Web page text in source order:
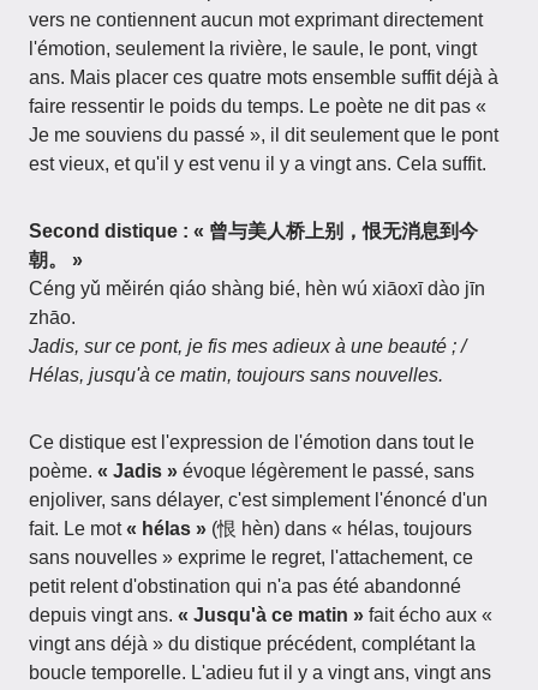
vers ne contiennent aucun mot exprimant directement
l'émotion, seulement la rivière, le saule, le pont, vingt
ans. Mais placer ces quatre mots ensemble suffit déjà à
faire ressentir le poids du temps. Le poète ne dit pas «
Je me souviens du passé », il dit seulement que le pont
est vieux, et qu'il y est venu il y a vingt ans. Cela suffit.
Second distique : « 曾与美人桥上别，恨无消息到今
朝。 »
Céng yǔ měirén qiáo shàng bié, hèn wú xiāoxī dào jīn
zhāo.
Jadis, sur ce pont, je fis mes adieux à une beauté ; /
Hélas, jusqu'à ce matin, toujours sans nouvelles.
Ce distique est l'expression de l'émotion dans tout le
poème. « Jadis » évoque légèrement le passé, sans
enjoliver, sans délayer, c'est simplement l'énoncé d'un
fait. Le mot« hélas » (恨 hèn) dans « hélas, toujours
sans nouvelles » exprime le regret, l'attachement, ce
petit relent d'obstination qui n'a pas été abandonné
depuis vingt ans. « Jusqu'à ce matin » fait écho aux «
vingt ans déjà » du distique précédent, complétant la
boucle temporelle. L'adieu fut il y a vingt ans, vingt ans